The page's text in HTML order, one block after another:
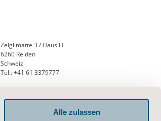
Alle zulassen
Zelglimatte 3 / Haus H
6260 Reiden
Schweiz
Tel.: +41 61 3379777